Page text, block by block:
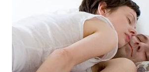
LABUANBAJO
WN
BORNEO